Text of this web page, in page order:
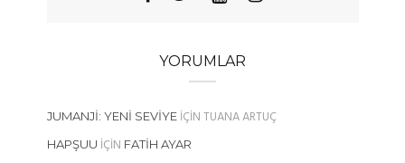
YORUMLAR
JUMANJI: YENI SEVIYEIÇINTUANA ARTUÇ
HAPŞUU IÇIN FATIH AYAR